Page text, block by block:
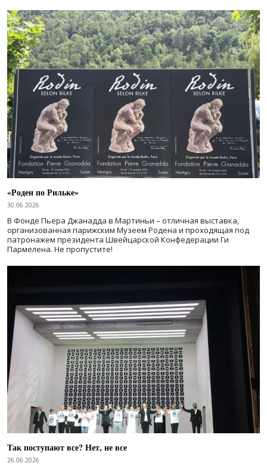
«Роден по Рильке»
30.06.2026
В Фонде Пьера Джанадда в Мартиньи – отличная выставка,
организованная парижским Музеем Родена и проходящая под
патронажем президента Швейцарской Конфедерации Ги
Пармелена. Не пропустите!
Так поступают все? Нет, не все
26.06.2026